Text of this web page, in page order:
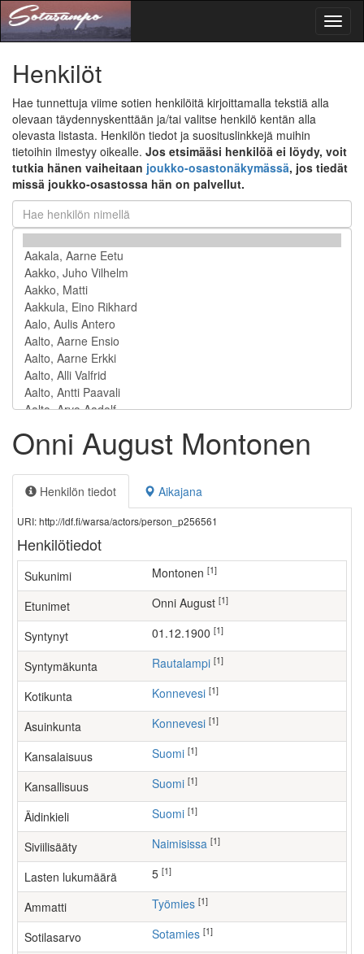
Henkilöt
Hae tunnettuja viime sotien henkilöitä kirjoittamalla tekstiä alla
olevaan täydennyskenttään ja/tai valitse henkilö kentän alla
olevasta listasta. Henkilön tiedot ja suosituslinkkejä muihin
tietoihin ilmestyy oikealle. Jos etsimääsi henkilöä ei löydy, voit
tutkia hänen vaiheitaan joukko-osastonäkymässä, jos tiedät
missä joukko-osastossa hän on palvellut.
Onni August Montonen
Henkilön tiedot Aikajana
URI: http://ldf.fi/warsa/actors/person_p256561
Henkilötiedot
Sukunimi Montonen [1]
Etunimet Onni August [1]
Syntynyt 01.12.1900 [1]
Syntymäkunta Rautalampi [1]
Kotikunta Konnevesi [1]
Asuinkunta Konnevesi [1]
Kansalaisuus Suomi [1]
Kansallisuus Suomi [1]
Äidinkieli Suomi [1]
Siviilisääty Naimisissa [1]
Lasten lukumäärä [1]
Ammatti työmies [1]
Sotilasarvo Sotamies [1]